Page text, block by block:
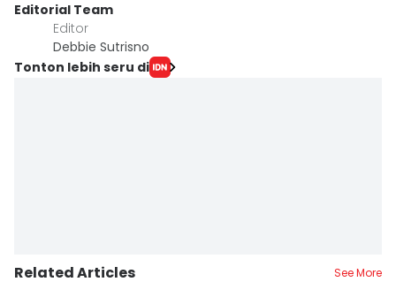
Editorial Team
Editor
Debbie Sutrisno
Tonton lebih seru di
Related Articles See More